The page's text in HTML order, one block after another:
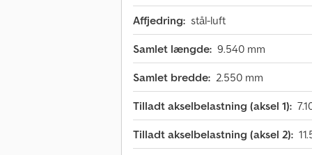
Affjedring: stål-luft
Samlet længde: 9.540 mm
Samlet bredde: 2.550 mm
Tilladt akselbelastning (aksel 1):
Tilladt akselbelastning (aksel 2):